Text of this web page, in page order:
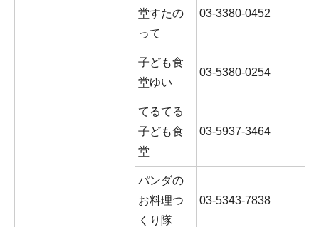
堂すたの
って
03-3380-0452
子ども食
堂ゆい
03-5380-0254
てるてる
子ども食
堂
03-5937-3464
パンダの
お料理つ
くり隊
03-5343-7838